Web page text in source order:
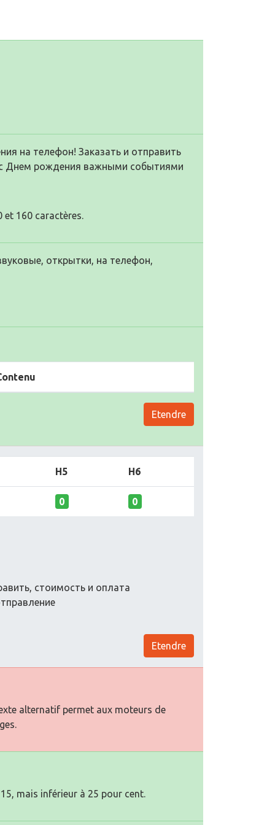
на телефон! Заказать и отправить
Днем рождения важными событиями
et 160 caractères.
открытки, на телефон,
Etendre
H5 H6
0 0
стоимость и оплата
Etendre
alternatif permet aux moteurs de
mais inférieur à 25 pour cent.